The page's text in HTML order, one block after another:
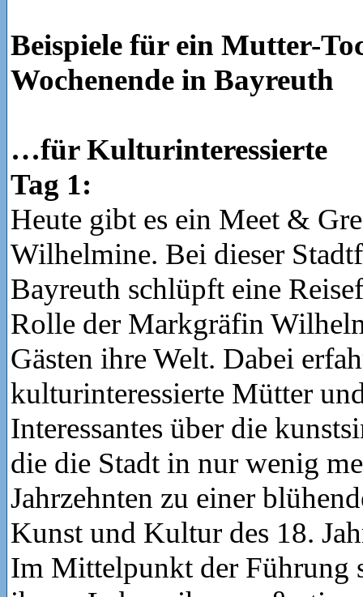
Beispiele für ein Mutter-
Wochenende in Bayreuth
…für Kulturinteressierte
Tag 1:
Heute gibt es ein Meet &
Wilhelmine. Bei dieser
Bayreuth schlüpft eine
Rolle der Markgräfin
Gästen ihre Welt. Dabei
kulturinteressierte Mütter
Interessantes über die
die die Stadt in nur wenig
Jahrzehnten zu einer
Kunst und Kultur des 18.
Im Mittelpunkt der Führung